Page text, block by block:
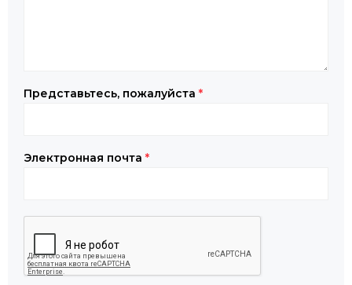
Представьтесь, пожалуйста *
Электронная почта *